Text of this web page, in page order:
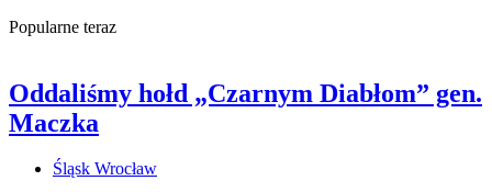
Popularne teraz
Oddaliśmy hołd „Czarnym Diabłom” gen.
Maczka
Śląsk Wrocław